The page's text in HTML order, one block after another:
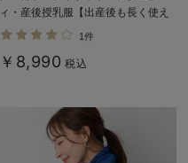
ィ・産後授乳服【出産後も長く使え
る】
1件
￥8,990 税込